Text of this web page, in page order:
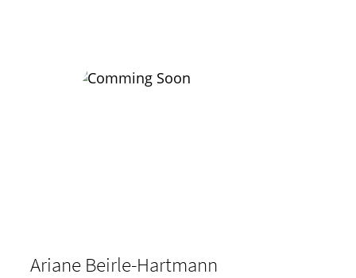
Ariane Beirle-Hartmann